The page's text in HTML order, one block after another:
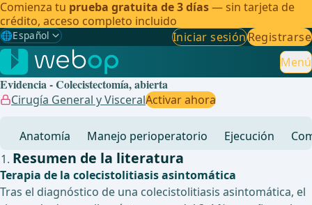
Comienza tu prueba gratuita de 3 días— sin tarjeta de
crédito, acceso completo incluido
🌐Español
Gewählte Sprache: Español
🇩🇪 Alemán
🇬🇧Inglés
🇧🇷
Iniciar sesiónRegistrarse
Menú
Evidencia - Colecistectomía, abierta
Cirugía General y VisceralActivar ahora
Anatomía Manejo perioperatorio Ejecución
Resumen de la literatura
Terapia de la colecistolitiasis asintomática
Tras el diagnóstico de una colecistolitiasis asintomática, el